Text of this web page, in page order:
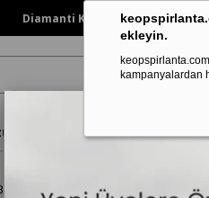
ekleyin.
kampanyalardan
Diamanti Koleksiyonunda
Yüzük G Renk 0.85 Karat